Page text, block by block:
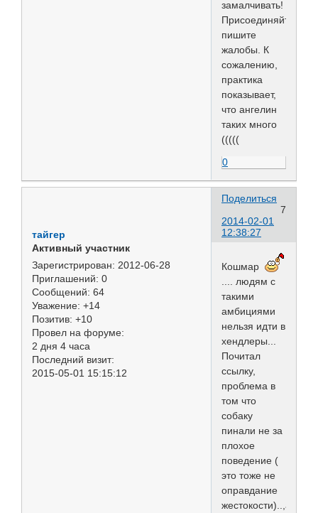
замалчивать!
Присоединяйтесь,
пишите
жалобы. К
сожалению,
практика
показывает,
что ангелин
таких много
(((((
0
Поделиться
7
2014-02-01
12:38:27
тайгер
Активный участник
Зарегистрирован: 2012-06-28
Приглашений: 0
Сообщений: 64
Уважение: +14
Позитив: +10
Провел на форуме:
2 дня 4 часа
Последний визит:
2015-05-01 15:15:12
Кошмар
.... людям с
такими
амбициями
нельзя идти в
хендлеры...
Почитал
ссылку,
проблема в
том что
собаку
пинали не за
плохое
поведение (
это тоже не
оправдание
жестокости)..,а